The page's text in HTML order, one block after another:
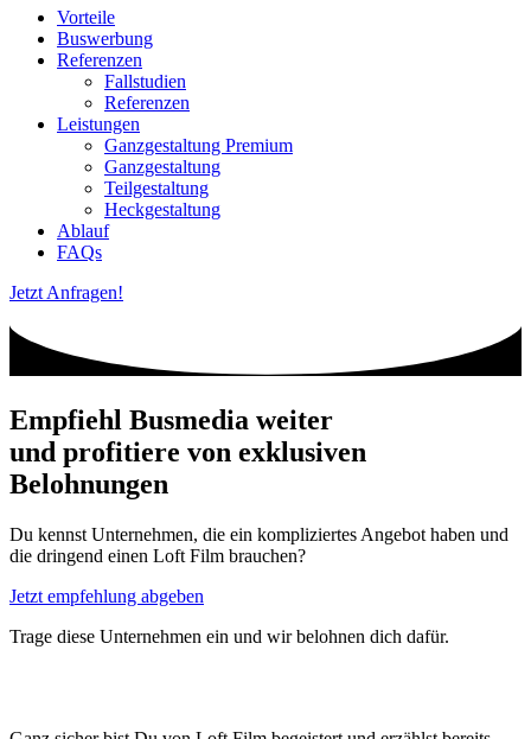
Vorteile
Buswerbung
Referenzen
Fallstudien
Referenzen
Leistungen
Ganzgestaltung Premium
Ganzgestaltung
Teilgestaltung
Heckgestaltung
Ablauf
FAQs
Jetzt Anfragen!
Empfiehl Busmedia weiter
und profitiere von exklusiven
Belohnungen
Du kennst Unternehmen, die ein kompliziertes Angebot haben und
die dringend einen Loft Film brauchen?
Jetzt empfehlung abgeben
Trage diese Unternehmen ein und wir belohnen dich dafür.